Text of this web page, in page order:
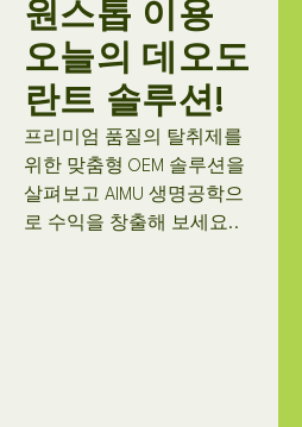
원스톱 이용
오늘의 데오도
란트 솔루션!
프리미엄 품질의 탈취제를
위한 맞춤형 OEM 솔루션을
살펴보고 AIMU 생명공학으
로 수익을 창출해 보세요..